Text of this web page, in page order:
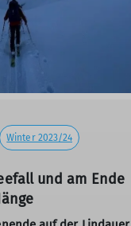
Winter 2023/24
und am Ende